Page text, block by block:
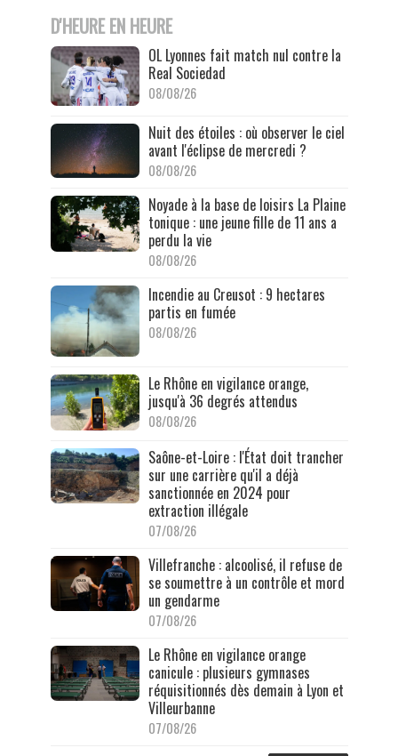
D'HEURE EN HEURE
OL Lyonnes fait match nul contre la
Real Sociedad
08/08/26
Nuit des étoiles : où observer le ciel
avant l'éclipse de mercredi ?
08/08/26
Noyade à la base de loisirs La Plaine
tonique : une jeune fille de 11 ans a
perdu la vie
08/08/26
Incendie au Creusot : 9 hectares
partis en fumée
08/08/26
Le Rhône en vigilance orange,
jusqu'à 36 degrés attendus
08/08/26
Saône-et-Loire : l'État doit trancher
sur une carrière qu'il a déjà
sanctionnée en 2024 pour
extraction illégale
07/08/26
Villefranche : alcoolisé, il refuse de
se soumettre à un contrôle et mord
un gendarme
07/08/26
Le Rhône en vigilance orange
canicule : plusieurs gymnases
réquisitionnés dès demain à Lyon et
Villeurbanne
07/08/26